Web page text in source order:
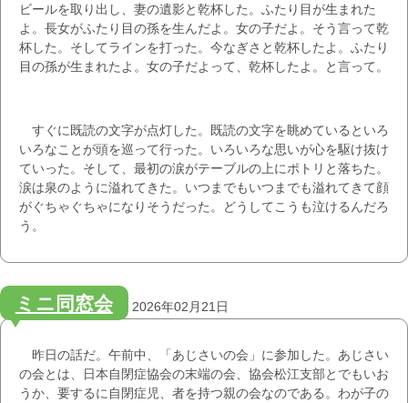
ビールを取り出し、妻の遺影と乾杯した。ふたり目が生まれた
よ。長女がふたり目の孫を生んだよ。女の子だよ。そう言って乾
杯した。そしてラインを打った。今なぎさと乾杯したよ。ふたり
目の孫が生まれたよ。女の子だよって、乾杯したよ。と言って。
すぐに既読の文字が点灯した。既読の文字を眺めているといろ
いろなことが頭を巡って行った。いろいろな思いが心を駆け抜け
ていった。そして、最初の涙がテーブルの上にポトリと落ちた。
涙は泉のように溢れてきた。いつまでもいつまでも溢れてきて顔
がぐちゃぐちゃになりそうだった。どうしてこうも泣けるんだろ
う。
ミニ同窓会 2026年02月21日
昨日の話だ。午前中、「あじさいの会」に参加した。あじさい
の会とは、日本自閉症協会の末端の会、協会松江支部とでもいお
うか、要するに自閉症児、者を持つ親の会なのである。わが子の